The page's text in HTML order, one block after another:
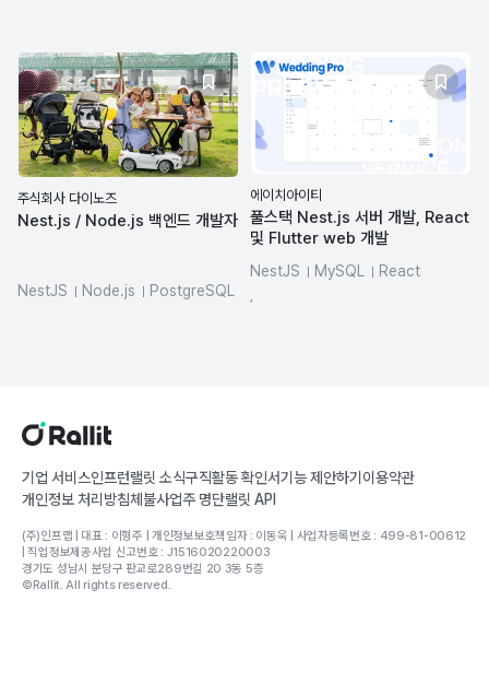
주식회사 다이노즈
Nest.js / Node.js 백엔드 개발자
NestJS Node.js
PostgreSQL
에이치아이티
풀스택 Nest.js 서버 개발, React
및 Flutter web 개발
NestJS MySQL
React
기업 서비스인프런랠릿 소식구직활동 확인서기능 제안하기이용약관
개인정보 처리방침체불사업주 명단랠릿 API
(주)인프랩 | 대표 : 이형주 | 개인정보보호책임자 : 이동욱 | 사업자등록번호 : 499-81-00612
| 직업정보제공사업 신고번호 : J1516020220003
경기도 성남시 분당구 판교로289번길 20 3동 5층
©Rallit. All rights reserved.